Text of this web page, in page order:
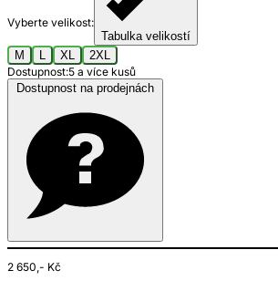
Vyberte velikost:
Tabulka velikostí
M
L XL
2XL
Dostupnost:5 a více kusů
2 650,- Kč